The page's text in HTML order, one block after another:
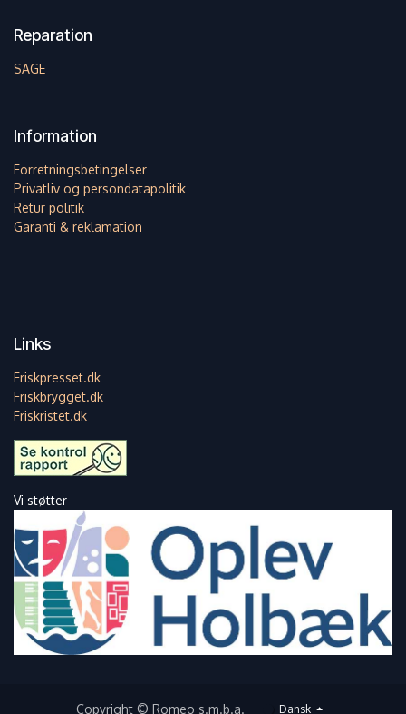
Reparation
SAGE
Information
Forretningsbetingelser
Privatliv og persondatapolitik
Retur politik
Garanti & reklamation
Links
Friskpresset.dk
Friskbrygget.dk
Friskristet.dk
Vi støtter
Copyright © Romeo s.m.b.a. Dansk